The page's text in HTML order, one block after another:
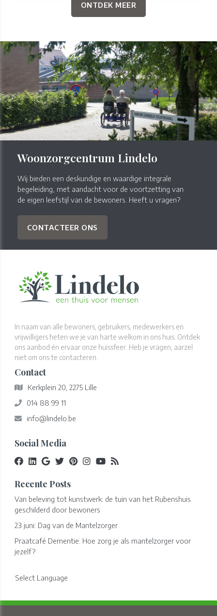
ONTDEK MEER
Woonzorgcentrum Lindelo
Wij bieden een deskundige en waardige integrale
begeleiding, met aandacht voor de voortzetting van
de eigen leefstijl van de bewoners. Heeft u vragen?
CONTACTEER ONS
In naam van alle bewoners, gebruikers, medewerkers en
vrijwilligers heten we je van harte welkom in ons huis. Ontdek
ons aanbod én ervaar onze huissfeer. Heb je vragen, aarzel
niet om ons te contacteren.
Contact
Kerkplein 20, 2275 Lille
014 88 99 11
info@lindelo.be
Social Media
Recente Posts
Van beleving tot kunstwerk: de tuin van het Rubenshuis
geschilderd door bewoners
23 juni: Dag van de Mantelzorger
Praatcafé Dementie: Hoe zorg je als mantelzorger voor
jezelf?
Select Language